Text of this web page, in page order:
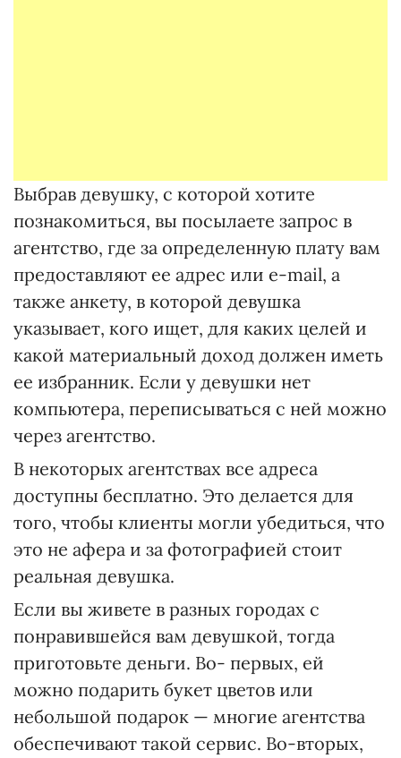
Выбрав девушку, с которой хотите
познакомиться, вы посылаете запрос в
агентство, где за определенную плату вам
предоставляют ее адрес или e-mail, а
также анкету, в которой девушка
указывает, кого ищет, для каких целей и
какой материальный доход должен иметь
ее избранник. Если у девушки нет
компьютера, переписываться с ней можно
через агентство.
В некоторых агентствах все адреса
доступны бесплатно. Это делается для
того, чтобы клиенты могли убедиться, что
это не афера и за фотографией стоит
реальная девушка.
Если вы живете в разных городах с
понравившейся вам девушкой, тогда
приготовьте деньги. Во- первых, ей
можно подарить букет цветов или
небольшой подарок — многие агентства
обеспечивают такой сервис. Во-вторых,